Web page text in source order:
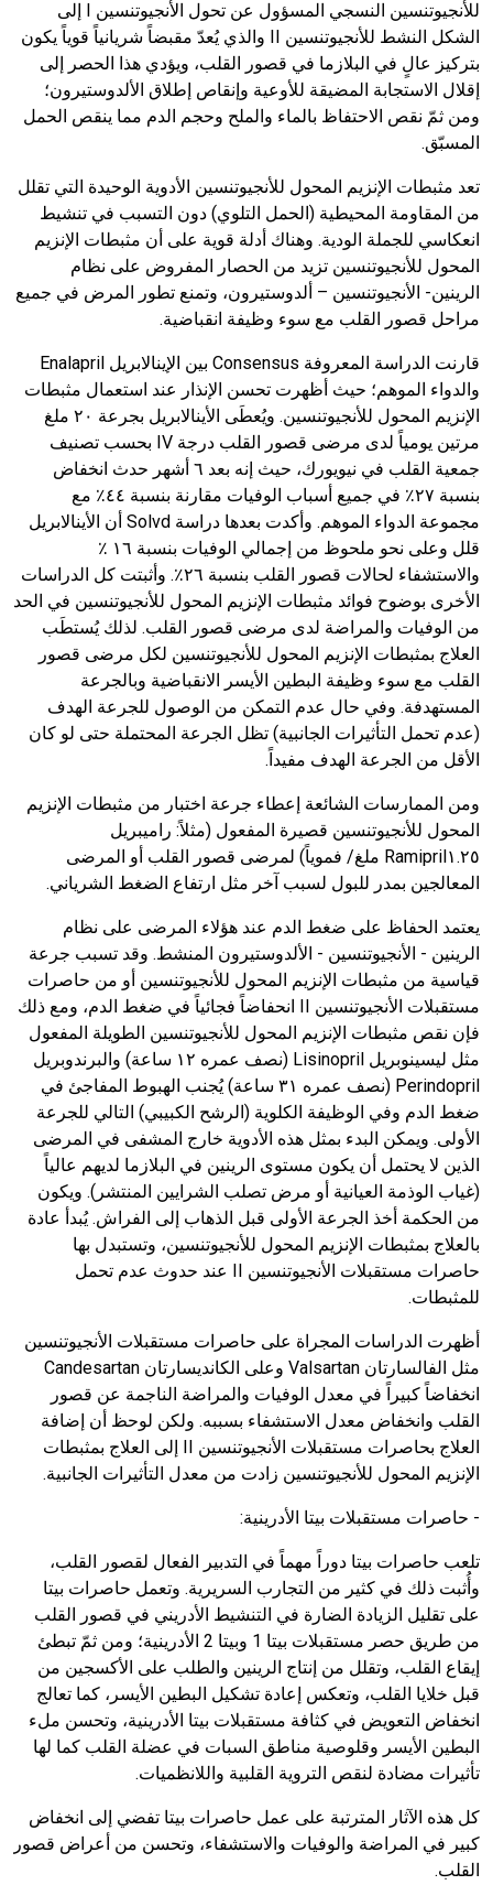
للأنجيوتنسين النسجي المسؤول عن تحول الأنجيوتنسين I إلى
الشكل النشط للأنجيوتنسين II والذي يُعدّ مقبضاً شريانياً قوياً يكون
بتركيز عالٍ في البلازما في قصور القلب، ويؤدي هذا الحصر إلى
إقلال الاستجابة المضيقة للأوعية وإنقاص إطلاق الألدوستيرون؛
ومن ثمّ نقص الاحتفاظ بالماء والملح وحجم الدم مما ينقص الحمل
المسبّق.
تعد مثبطات الإنزيم المحول للأنجيوتنسين الأدوية الوحيدة التي تقلل
من المقاومة المحيطية (الحمل التلوي) دون التسبب في تنشيط
انعكاسي للجملة الودية. وهناك أدلة قوية على أن مثبطات الإنزيم
المحول للأنجيوتنسين تزيد من الحصار المفروض على نظام
الرينين- الأنجيوتنسين – ألدوستيرون، وتمنع تطور المرض في جميع
مراحل قصور القلب مع سوء وظيفة انقباضية.
قارنت الدراسة المعروفة Consensus بين الإينالابريل Enalapril
والدواء الموهم؛ حيث أظهرت تحسن الإنذار عند استعمال مثبطات
الإنزيم المحول للأنجيوتنسين. ويُعطَى الأينالابريل بجرعة ٢٠ ملغ
مرتين يومياً لدى مرضى قصور القلب درجة IV بحسب تصنيف
جمعية القلب في نيويورك، حيث إنه بعد ٦ أشهر حدث انخفاض
بنسبة ٢٧٪ في جميع أسباب الوفيات مقارنة بنسبة ٤٤٪ مع
مجموعة الدواء الموهم. وأكدت بعدها دراسة Solvd أن الأينالابريل
قلل وعلى نحو ملحوظ من إجمالي الوفيات بنسبة ١٦ ٪
والاستشفاء لحالات قصور القلب بنسبة ٢٦٪. وأثبتت كل الدراسات
الأخرى بوضوح فوائد مثبطات الإنزيم المحول للأنجيوتنسين في الحد
من الوفيات والمراضة لدى مرضى قصور القلب. لذلك يُستطَب
العلاج بمثبطات الإنزيم المحول للأنجيوتنسين لكل مرضى قصور
القلب مع سوء وظيفة البطين الأيسر الانقباضية وبالجرعة
المستهدفة. وفي حال عدم التمكن من الوصول للجرعة الهدف
(عدم تحمل التأثيرات الجانبية) تظل الجرعة المحتملة حتى لو كان
الأقل من الجرعة الهدف مفيداً.
ومن الممارسات الشائعة إعطاء جرعة اختبار من مثبطات الإنزيم
المحول للأنجيوتنسين قصيرة المفعول (مثلاً: راميبريل
Ramipril١.٢٥
ملغ/ فموياً) لمرضى قصور القلب أو المرضى
المعالجين بمدر للبول لسبب آخر مثل ارتفاع الضغط الشرياني.
يعتمد الحفاظ على ضغط الدم عند هؤلاء المرضى على نظام
الرينين - الأنجيوتنسين - الألدوستيرون المنشط. وقد تسبب جرعة
قياسية من مثبطات الإنزيم المحول للأنجيوتنسين أو من حاصرات
مستقبلات الأنجيوتنسين II انحفاضاً فجائياً في ضغط الدم، ومع ذلك
فإن نقص مثبطات الإنزيم المحول للأنجيوتنسين الطويلة المفعول
مثل ليسينوبريل Lisinopril (نصف عمره ١٢ ساعة) والبرندوبريل
Perindopril (نصف عمره ٣١ ساعة) يُجنب الهبوط المفاجئ في
ضغط الدم وفي الوظيفة الكلوية (الرشح الكبيبي) التالي للجرعة
الأولى. ويمكن البدء بمثل هذه الأدوية خارج المشفى في المرضى
الذين لا يحتمل أن يكون مستوى الرينين في البلازما لديهم عالياً
(غياب الوذمة العيانية أو مرض تصلب الشرايين المنتشر). ويكون
من الحكمة أخذ الجرعة الأولى قبل الذهاب إلى الفراش. يُبدأ عادة
بالعلاج بمثبطات الإنزيم المحول للأنجيوتنسين، وتستبدل بها
حاصرات مستقبلات الأنجيوتنسين II عند حدوث عدم تحمل
للمثبطات.
أظهرت الدراسات المجراة على حاصرات مستقبلات الأنجيوتنسين
مثل الفالسارتان Valsartan وعلى الكانديسارتان Candesartan
انخفاضاً كبيراً في معدل الوفيات والمراضة الناجمة عن قصور
القلب وانخفاض معدل الاستشفاء بسببه. ولكن لوحظ أن إضافة
العلاج بحاصرات مستقبلات الأنجيوتنسين II إلى العلاج بمثبطات
الإنزيم المحول للأنجيوتنسين زادت من معدل التأثيرات الجانبية.
- حاصرات مستقبلات بيتا الأدرينية:
تلعب حاصرات بيتا دوراً مهماً في التدبير الفعال لقصور القلب،
وأُثبت ذلك في كثير من التجارب السريرية. وتعمل حاصرات بيتا
على تقليل الزيادة الضارة في التنشيط الأدريني في قصور القلب
من طريق حصر مستقبلات بيتا 1 وبيتا 2 الأدرينية؛ ومن ثمّ تبطئ
إيقاع القلب، وتقلل من إنتاج الرينين والطلب على الأكسجين من
قبل خلايا القلب، وتعكس إعادة تشكيل البطين الأيسر، كما تعالج
انخفاض التعويض في كثافة مستقبلات بيتا الأدرينية، وتحسن ملء
البطين الأيسر وقلوصية مناطق السبات في عضلة القلب كما لها
تأثيرات مضادة لنقص التروية القلبية واللانظميات.
كل هذه الآثار المترتبة على عمل حاصرات بيتا تفضي إلى انخفاض
كبير في المراضة والوفيات والاستشفاء، وتحسن من أعراض قصور
القلب.